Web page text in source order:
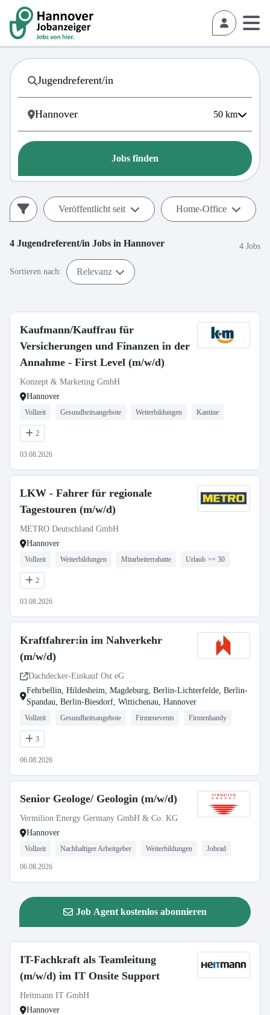
50 km
Jobs finden
Veröffentlicht seit Home-Office
4 Jugendreferent/in Jobs in Hannover 4 Jobs
Sortieren nach: Relevanz
Kaufmann/Kauffrau für
Versicherungen und Finanzen in der
Annahme - First Level (m/w/d)
Konzept & Marketing GmbH
Hannover
Vollzeit Gesundheitsangebote Weiterbildungen Kantine
2
03.08.2026
LKW - Fahrer für regionale
Tagestouren (m/w/d)
METRO Deutschland GmbH
Hannover
Vollzeit Weiterbildungen Mitarbeiterrabatte Urlaub >= 30
2
03.08.2026
Kraftfahrer:in im Nahverkehr
(m/w/d)
Dachdecker-Einkauf Ost eG
Fehrbellin, Hildesheim, Magdeburg, Berlin-Lichterfelde, Berlin-
Spandau, Berlin-Biesdorf, Wittichenau, Hannover
Vollzeit Gesundheitsangebote Firmenevents Firmenhandy
3
06.08.2026
Senior Geologe/ Geologin (m/w/d)
Vermilion Energy Germany GmbH & Co. KG
Hannover
Vollzeit Nachhaltiger Arbeitgeber Weiterbildungen Jobrad
06.08.2026
Job Agent kostenlos abonnieren
IT-Fachkraft als Teamleitung
(m/w/d) im IT Onsite Support
Heitmann IT GmbH
Hannover